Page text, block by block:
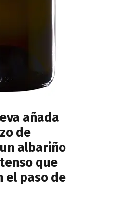
añada
de
albariño
que
el paso de